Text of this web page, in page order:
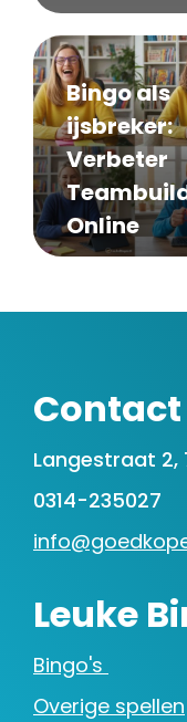
Bingo als
ijsbreker:
Verbeter
Online
Contact
Langestraat 2,
0314-235027
Leuke
Bingo's
Overige spellen